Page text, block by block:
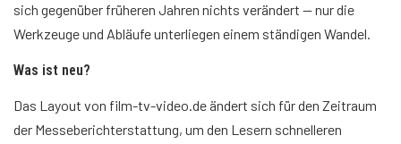
sich gegenüber früheren Jahren nichts verändert — nur die
Werkzeuge und Abläufe unterliegen einem ständigen Wandel.
Was ist neu?
Das Layout von film-tv-video.de ändert sich für den Zeitraum
der Messeberichterstattung, um den Lesern schnelleren